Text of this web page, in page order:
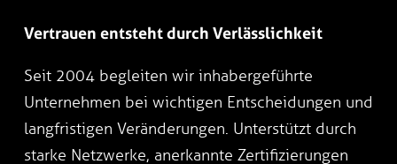
Vertrauen entsteht durch Verlässlichkeit
Seit 2004 begleiten wir inhabergeführte
Unternehmen bei wichtigen Entscheidungen und
langfristigen Veränderungen. Unterstützt durch
starke Netzwerke, anerkannte Zertifizierungen